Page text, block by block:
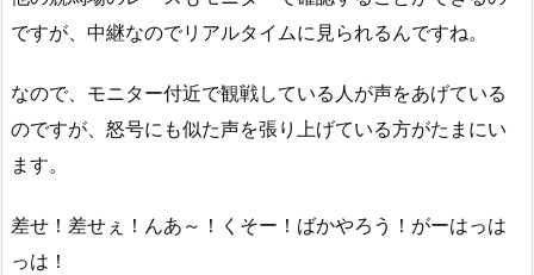
ですが、中継なのでリアルタイムに見られるんですね。
なので、モニター付近で観戦している人が声をあげている
のですが、怒号にも似た声を張り上げている方がたまにい
ます。
差せ！差せぇ！んあ～！くそー！ばかやろう！がーはっは
っは！